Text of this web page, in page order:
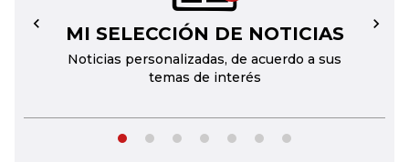
MI SELECCIÓN DE NOTICIAS
Noticias personalizadas, de acuerdo a sus
temas de interés
← →